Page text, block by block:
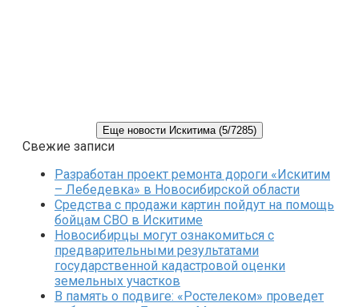
Еще новости Искитима (5/7285)
Свежие записи
Разработан проект ремонта дороги «Искитим
– Лебедевка» в Новосибирской области
Средства с продажи картин пойдут на помощь
бойцам СВО в Искитиме
Новосибирцы могут ознакомиться с
предварительными результатами
государственной кадастровой оценки
земельных участков
В память о подвиге: «Ростелеком» проведет